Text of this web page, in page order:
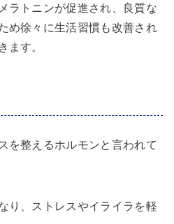
ラトニンが促進され、良質な
め徐々に生活習慣も改善され
ます。
を整えるホルモンと言われて
り、ストレスやイライラを軽